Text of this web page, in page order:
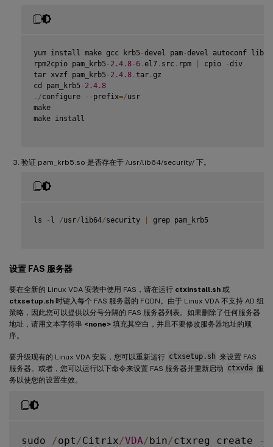
yum install make gcc krb5 -devel pam-devel autoconf
rpm2cpio pam_krb5 - 2.4 .8-6 . el7 . src . rpm cpio -div
tar xvzf pam_krb5 - 2.4 .8 . tar . gz
cd pam_krb5 - 2.4 .8
. /configure -- prefix=/usr
make
make install
验证 pam_krb5.so 是否存在于 /usr/lib64/security/ 下。
ls - l /usr/lib64/security grep pam_krb5
设置 FAS 服务器
要在全新的 Linux VDA 安装中使用 FAS，请在运行 ctxinstall.sh 或
ctxsetup.sh 时键入每个 FAS 服务器的 FQDN。由于 Linux VDA 不支持 AD 组
策略，因此您可以提供以分号分隔的 FAS 服务器列表。如果删除了任何服务器
地址，请用文本字符串 <none> 填充其空白，并且不要修改服务器地址的顺
序。
要升级现有的 Linux VDA 安装，您可以重新运行 ctxsetup.sh 来设置 FAS
服务器。或者，您可以运行以下命令来设置 FAS 服务器并重新启动 ctxvda 服
务以使您的设置生效。
sudo /opt /Citrix/VDA/bin/ctxreg create -